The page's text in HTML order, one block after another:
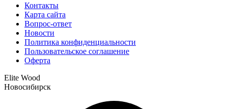
Контакты
Карта сайта
Вопрос-ответ
Новости
Политика конфиденциальности
Пользовательское соглашение
Оферта
Elite Wood
Новосибирск